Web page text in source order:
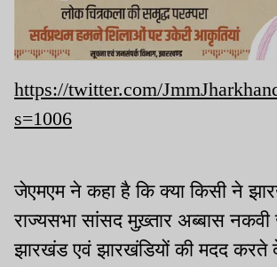
https://twitter.com/
s=1006
जेएमएम ने कहा है कि क्या किसी ने
राज्यसभा सांसद मुख़्तार अब्बास नकवी
झारखंड एवं झारखंडियों की मदद करते